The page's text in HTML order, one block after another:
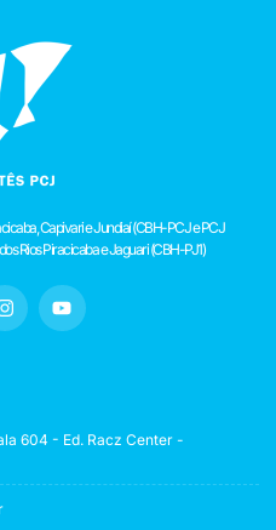
Capivari e Jundiaí (CBH-PCJ e PCJ
Rios Piracicaba e Jaguari (CBH-PJ1)
604 - Ed. Racz Center -